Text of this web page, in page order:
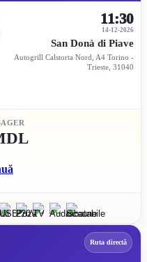
14-12-2026
11:30
San Donà di Piave
Autogrill Calstorta Nord, A4 Torino -
Trieste, 31040
Ruta directă